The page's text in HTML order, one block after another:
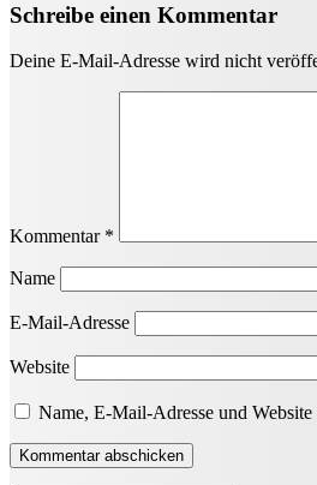
Schreibe einen Kommentar
Deine E-Mail-Adresse wird nicht
Kommentar *
Name
E-Mail-Adresse
Website
Name, E-Mail-Adresse und